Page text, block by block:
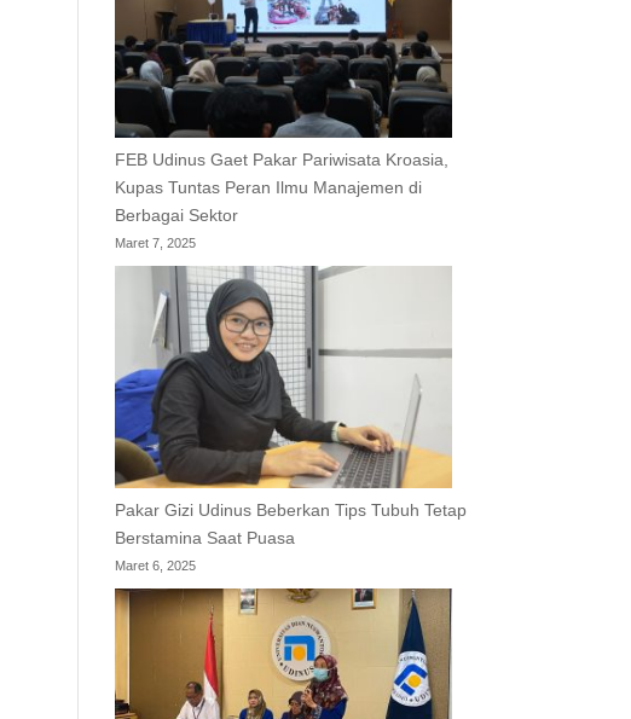
FEB Udinus Gaet Pakar Pariwisata Kroasia,
Kupas Tuntas Peran Ilmu Manajemen di
Berbagai Sektor
Maret 7, 2025
Pakar Gizi Udinus Beberkan Tips Tubuh Tetap
Berstamina Saat Puasa
Maret 6, 2025